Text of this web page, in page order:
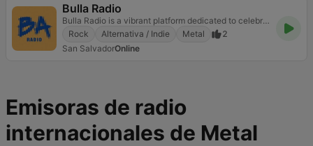
Bulla Radio
Bulla Radio is a vibrant platform dedicated to celebrating the rich rock music scene of El Salvador
Rock
Alternativa / Indie Metal
2
San SalvadorOnline
Emisoras de radio
internacionales de Metal